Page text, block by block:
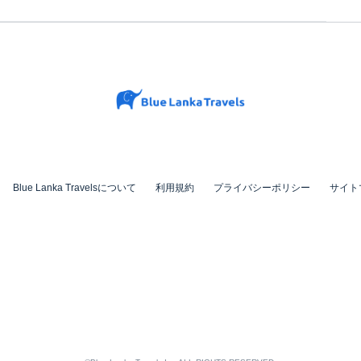
Blue Lanka Travelsについて 利用規約 プライバシーポリシー サイト